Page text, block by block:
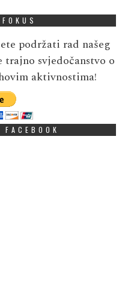
podržati rad našeg
trajno svjedočanstvo o
aktivnostima!